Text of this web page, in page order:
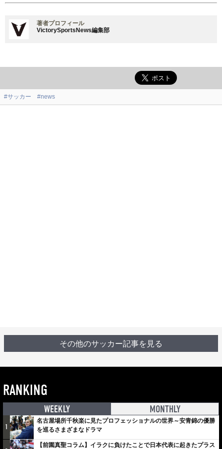
著者プロフィール
VictorySportsNews編集部
#サッカー #news
その他のサッカー記事を見る
RANKING
WEEKLY MONTHLY
1
名古屋場所千秋楽に見たプロフェッショナルの世界～安青錦の優勝
を巡るさまざまなドラマ
【前園真聖コラム】イラクに負けたことで日本代表に起きたプラス